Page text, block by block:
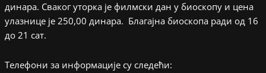
динара. Сваког уторка је филмски дан у биоскопу и цена
улазнице је 250,00 динара. Благајна биоскопа ради од 16
до 21 сат.
Телефони за информације су следећи: